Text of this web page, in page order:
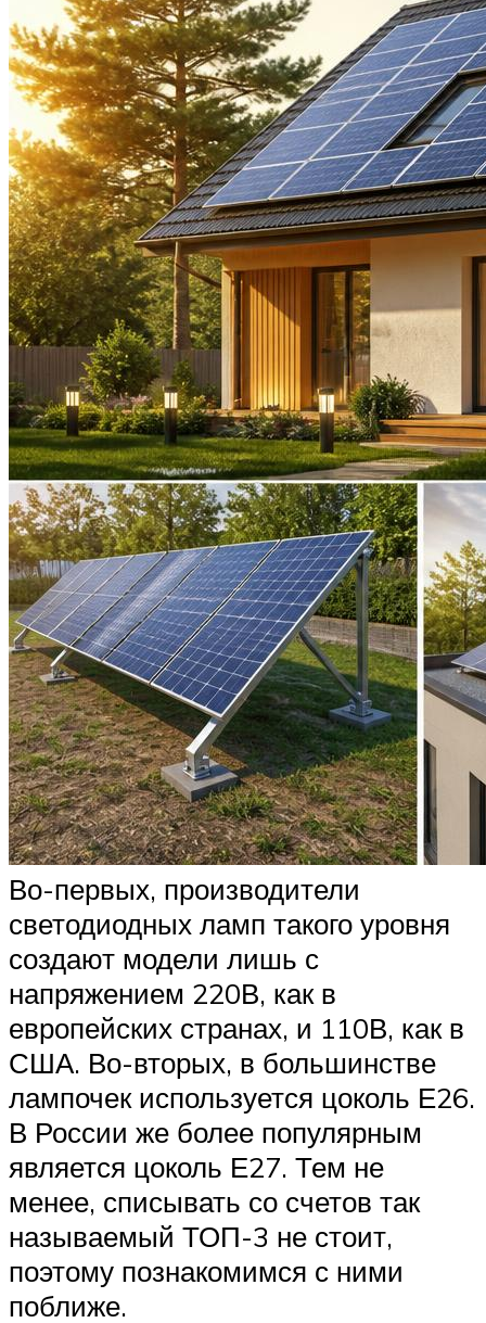
Во-первых, производители
светодиодных ламп такого уровня
создают модели лишь с
напряжением 220В, как в
европейских странах, и 110В, как в
США. Во-вторых, в большинстве
лампочек используется цоколь Е26.
В России же более популярным
является цоколь Е27. Тем не
менее, списывать со счетов так
называемый ТОП-3 не стоит,
поэтому познакомимся с ними
поближе.